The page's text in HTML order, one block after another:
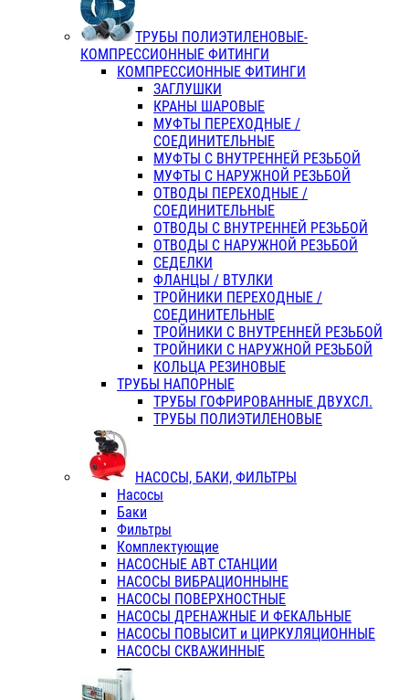
ТРУБЫ ПОЛИЭТИЛЕНОВЫЕ-
КОМПРЕССИОННЫЕ ФИТИНГИ
КОМПРЕССИОННЫЕ ФИТИНГИ
ЗАГЛУШКИ
КРАНЫ ШАРОВЫЕ
МУФТЫ ПЕРЕХОДНЫЕ /
СОЕДИНИТЕЛЬНЫЕ
МУФТЫ С ВНУТРЕННЕЙ РЕЗЬБОЙ
МУФТЫ С НАРУЖНОЙ РЕЗЬБОЙ
ОТВОДЫ ПЕРЕХОДНЫЕ /
СОЕДИНИТЕЛЬНЫЕ
ОТВОДЫ С ВНУТРЕННЕЙ РЕЗЬБОЙ
ОТВОДЫ С НАРУЖНОЙ РЕЗЬБОЙ
СЕДЕЛКИ
ФЛАНЦЫ / ВТУЛКИ
ТРОЙНИКИ ПЕРЕХОДНЫЕ /
СОЕДИНИТЕЛЬНЫЕ
ТРОЙНИКИ С ВНУТРЕННЕЙ РЕЗЬБОЙ
ТРОЙНИКИ С НАРУЖНОЙ РЕЗЬБОЙ
КОЛЬЦА РЕЗИНОВЫЕ
ТРУБЫ НАПОРНЫЕ
ТРУБЫ ГОФРИРОВАННЫЕ ДВУХСЛ.
ТРУБЫ ПОЛИЭТИЛЕНОВЫЕ
НАСОСЫ, БАКИ, ФИЛЬТРЫ
Насосы
Баки
Фильтры
Комплектующие
НАСОСНЫЕ АВТ СТАНЦИИ
НАСОСЫ ВИБРАЦИОННЫНЕ
НАСОСЫ ПОВЕРХНОСТНЫЕ
НАСОСЫ ДРЕНАЖНЫЕ И ФЕКАЛЬНЫЕ
НАСОСЫ ПОВЫСИТ и ЦИРКУЛЯЦИОННЫЕ
НАСОСЫ СКВАЖИННЫЕ